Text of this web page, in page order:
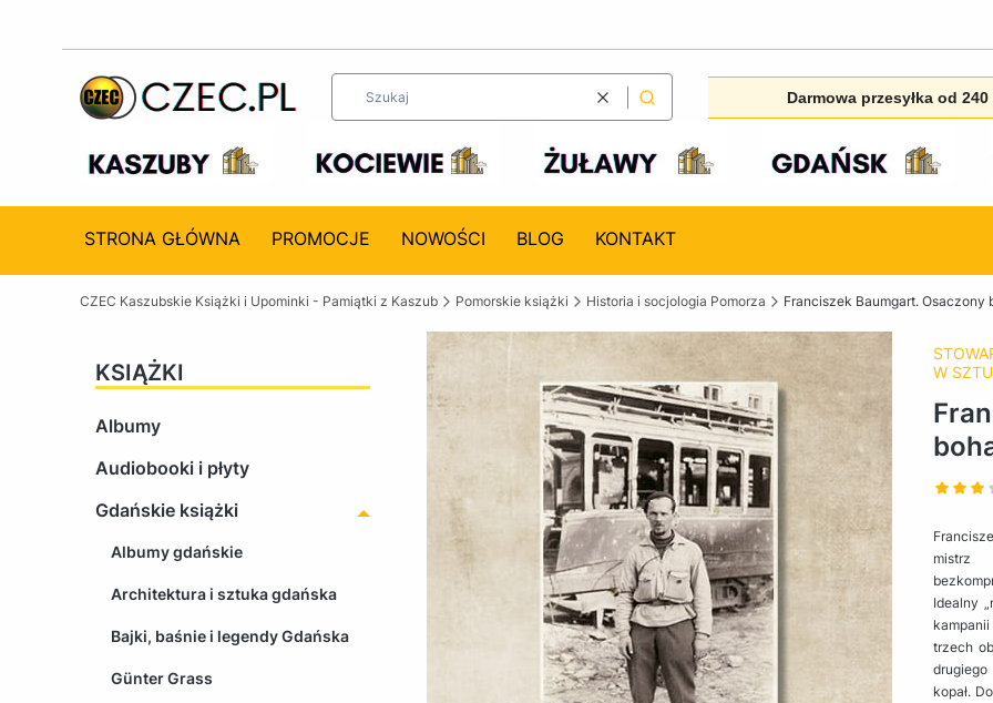
WyczyśćSzukaj Darmowa przesyłka od 240
STRONA GŁÓWNA PROMOCJE NOWOŚCI BLOG KONTAKT
CZEC Kaszubskie Książki i Upominki - Pamiątki z Kaszub Pomorskie książki Historia i socjologia Pomorza Franciszek Baumgart. Osaczony
KSIĄŻKI
Albumy
Audiobooki i płyty
Gdańskie książki
Albumy gdańskie
Architektura i sztuka gdańska
Bajki, baśnie i legendy Gdańska
Günter Grass
W
mistrz
Idealny
trzech
kopał.